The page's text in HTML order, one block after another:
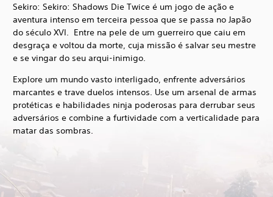
Sekiro: Sekiro: Shadows Die Twice é um jogo de ação e
aventura intenso em terceira pessoa que se passa no Japão
do século XVI. Entre na pele de um guerreiro que caiu em
desgraça e voltou da morte, cuja missão é salvar seu mestre
e se vingar do seu arqui-inimigo.
Explore um mundo vasto interligado, enfrente adversários
marcantes e trave duelos intensos. Use um arsenal de armas
protéticas e habilidades ninja poderosas para derrubar seus
adversários e combine a furtividade com a verticalidade para
matar das sombras.